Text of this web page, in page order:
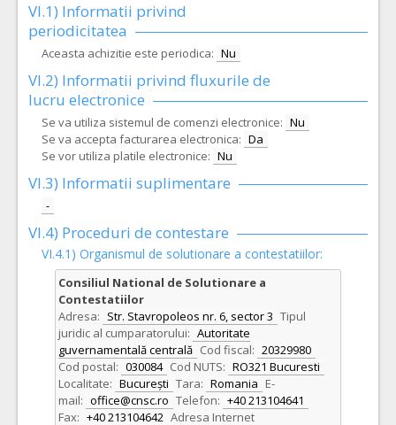
VI.1) Informatii privind
periodicitatea
Aceasta achizitie este periodica: Nu
VI.2) Informatii privind fluxurile de
lucru electronice
Se va utiliza sistemul de comenzi electronice: Nu
Se va accepta facturarea electronica: Da
Se vor utiliza platile electronice: Nu
VI.3) Informatii suplimentare
-
VI.4) Proceduri de contestare
VI.4.1) Organismul de solutionare a contestatiilor:
Consiliul National de Solutionare a
Contestatiilor
Adresa: Str. Stavropoleos nr. 6, sector 3 Tipul
juridic al cumparatorului: Autoritate
guvernamentală centrală Cod fiscal: 20329980
Cod postal: 030084 Cod NUTS: RO321 Bucuresti
Localitate: București Tara: Romania E-
mail: office@cnsc.ro Telefon: +40 213104641
Fax: +40 213104642 Adresa Internet